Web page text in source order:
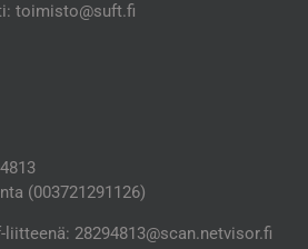
toimisto@suft.fi
(003721291126)
28294813@scan.netvisor.fi